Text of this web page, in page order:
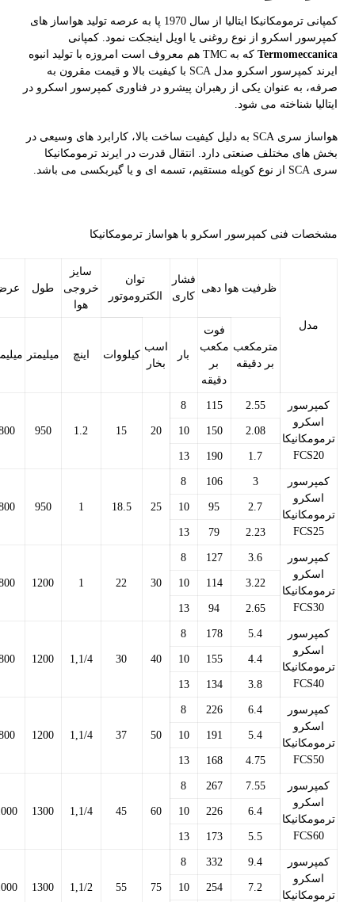
کمپانی ترمومکانیکا ایتالیا از سال 1970 پا به عرصه تولید هواساز های
کمپرسور اسکرو از نوع روغنی یا اویل اینجکت نمود. کمپانی
Termomeccanica
که به TMC هم معروف است امروزه با تولید انبوه
ایرند کمپرسور اسکرو مدل SCA با کیفیت بالا و قیمت مقرون به
صرفه، به عنوان یکی از رهبران پیشرو در فناوری کمپرسور اسکرو در
ایتالیا شناخته می شود.
هواساز سری SCA به دلیل کیفیت ساخت بالا، کارابرد های وسیعی در
بخش های مختلف صنعتی دارد. انتقال قدرت در ایرند ترمومکانیکا
سری SCA از نوع کوپله مستقیم، تسمه ای و یا گیربکسی می باشد.
مشخصات فنی کمپرسور اسکرو با هواساز ترمومکانیکا
مدل
ظرفیت هوا دهی
فشار
کاری
توان
الکتروموتور
سایز
خروجی
هوا
طول
مترمکعب
بر دقیقه
فوت
مکعب
بر
دقیقه
بار
اسب
بخار
کیلووات اینچ میلیمتر
کمپرسور
اسکرو
ترمومکانیکا
FCS20
2.55
115
8
20
15
1.2
950 2.08
150
10
1.7
190
13
کمپرسور
اسکرو
ترمومکانیکا
FCS25
3
106
8
25
18.5
1
950 2.7
95
10
2.23
79
13
کمپرسور
اسکرو
ترمومکانیکا
FCS30
3.6
127
8
30
22
1
1200 3.22
114
10
2.65
94
13
کمپرسور
اسکرو
ترمومکانیکا
FCS40
5.4
178
8
40
30
1,1/4
1200 4.4
155
10
3.8
134
13
کمپرسور
اسکرو
ترمومکانیکا
FCS50
6.4
226
8
50
37
1,1/4
1200 5.4
191
10
4.75
168
13
کمپرسور
اسکرو
ترمومکانیکا
FCS60
7.55
267
8
60
45
1,1/4
1300 6.4
226
10
5.5
173
13
کمپرسور
اسکرو
ترمومکانیکا
9.4
332
8
75
55
1,1/2
1300 7.2
254
10